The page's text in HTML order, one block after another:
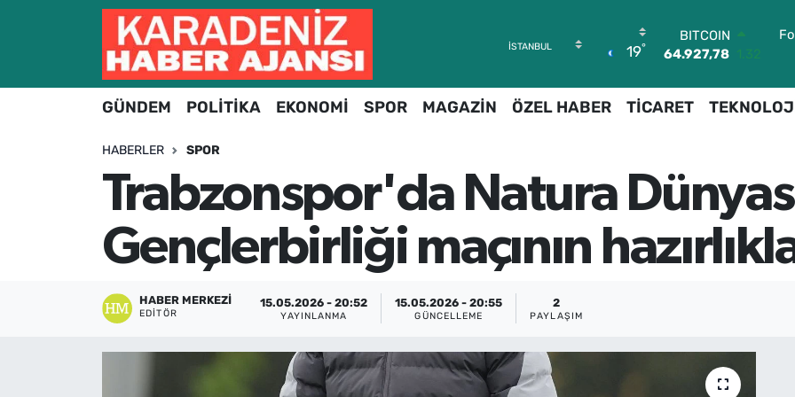
19°
BITCOIN
64.927,78 1.32
47,5894 0.08
EURO
GRAM ALTIN
6508.83 4.44
BİST100
13.703
11
GÜNDEM POLİTİKA EKONOMİ SPOR MAGAZİN ÖZEL HABER TİCARET
HABERLER SPOR
Trabzonspor'da Natura
Gençlerbirliği maçının
HABER MERKEZI
EDITÖR
15.05.2026 - 20:52
YAYINLANMA
15.05.2026 - 20:55
GÜNCELLEME
2
PAYLAŞIM
Hava Durumu
Trafik Durumu
Süper Lig Puan Durumu ve Fikstür
Tüm Manşetler
Son Dakika Haberleri
Haber Arşivi